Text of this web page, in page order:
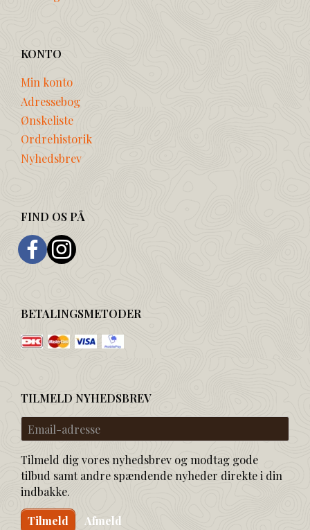
KONTO
Min konto
Adressebog
Ønskeliste
Ordrehistorik
Nyhedsbrev
FIND OS PÅ
BETALINGSMETODER
TILMELD NYHEDSBREV
Email-
adresse
Tilmeld dig vores nyhedsbrev og modtag gode
tilbud samt andre spændende nyheder direkte i din
indbakke.
Tilmeld Afmeld